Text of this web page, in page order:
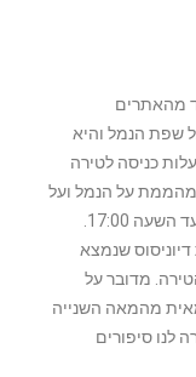
מהאתרים
שפת הנמל והיא
כניסה לטירה
מהממת על הנמל ועל
שנמצא
מדובר על
מהמאה השנייה
לנו סיפורים